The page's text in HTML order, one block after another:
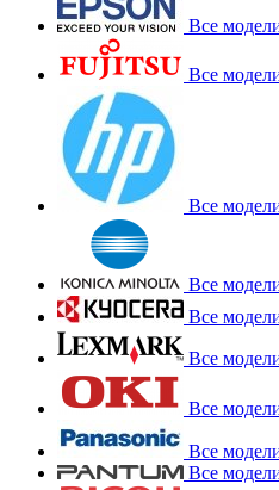
Все
Все
Все
Все
Все
Все
Все
Все
Все